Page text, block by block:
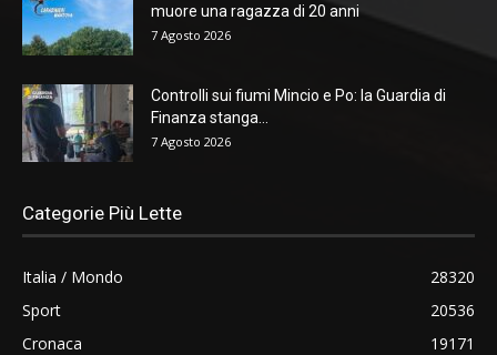
muore una ragazza di 20 anni
7 Agosto 2026
Controlli sui fiumi Mincio e Po: la Guardia di
Finanza stanga...
7 Agosto 2026
Categorie Più Lette
Italia / Mondo
28320
Sport
20536
Cronaca
19171